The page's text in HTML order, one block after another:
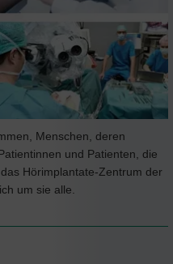
Menschen, deren
und Patienten, die
Hörimplantate-Zentrum der
um sie alle.